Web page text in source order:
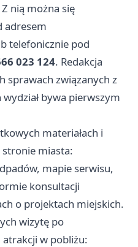
nią można się
adresem
telefonicznie pod
023 124. Redakcja
sprawach związanych z
bywa pierwszym
materiałach i
miasta:
mapie serwisu,
konsultacji
o projektach miejskich.
wizytę po
w pobliżu: